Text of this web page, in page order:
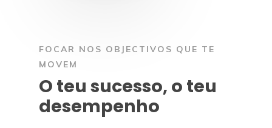
FOCAR NOS OBJECTIVOS QUE TE
MOVEM
O teu sucesso, o teu
desempenho
Serviços
Hidrocolonterapia